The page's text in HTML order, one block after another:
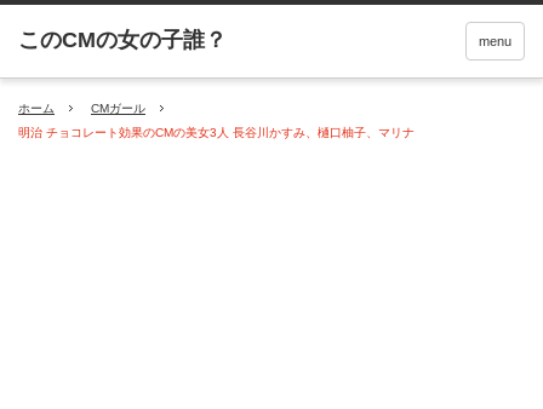
menu
ホーム
CMガール
明治 チョコレート効果のCMの美女3人 長谷川かすみ、樋口柚子、マリナ